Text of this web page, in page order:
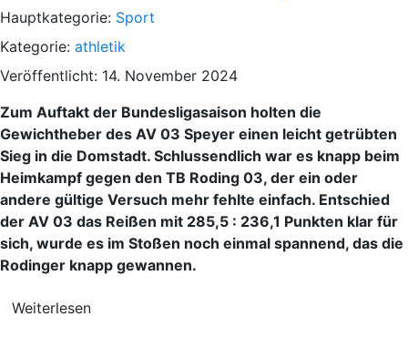
Hauptkategorie: Sport
Kategorie: athletik
Veröffentlicht: 14. November 2024
Zum Auftakt der Bundesligasaison holten die
Gewichtheber des AV 03 Speyer einen leicht getrübten
Sieg in die Domstadt. Schlussendlich war es knapp beim
Heimkampf gegen den TB Roding 03, der ein oder
andere gültige Versuch mehr fehlte einfach. Entschied
der AV 03 das Reißen mit 285,5 : 236,1 Punkten klar für
sich, wurde es im Stoßen noch einmal spannend, das die
Rodinger knapp gewannen.
Weiterlesen